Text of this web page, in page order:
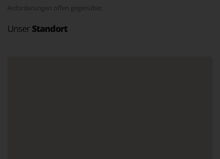
Anforderungen offen gegenüber.
Unser Standort